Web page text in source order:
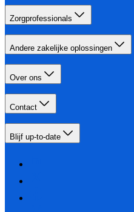
Zorgprofessionals
Andere zakelijke oplossingen
Over ons
Contact
Blijf up-to-date